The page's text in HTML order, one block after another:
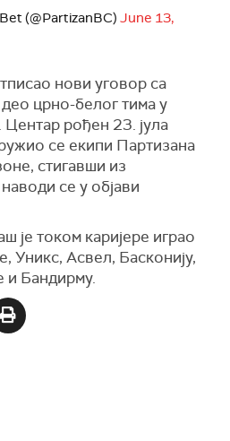
(@PartizanBC) June 13,
нови уговор са
црно-белог тима у
рођен 23. јула
се екипи Партизана
стигавши из
се у објави
је током каријере играо
Уникс, Асвел, Басконију,
и Бандирму.